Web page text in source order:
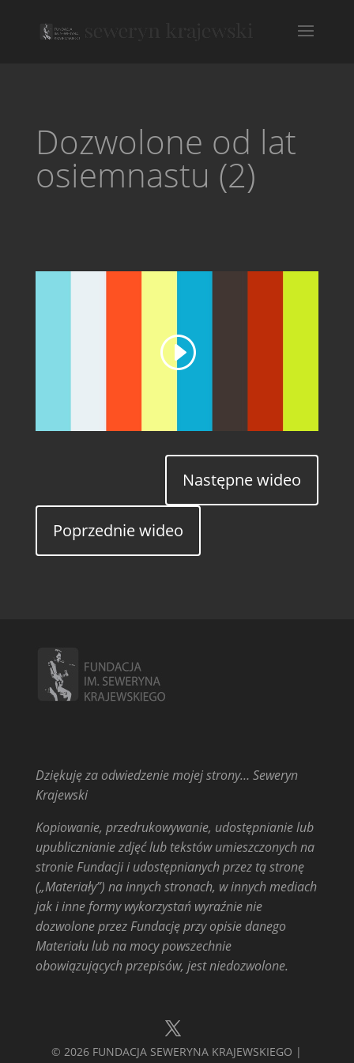
Dozwolone od lat
osiemnastu (2)
Następne wideo
Poprzednie wideo
Dziękuję za odwiedzenie mojej strony… Seweryn
Krajewski
Kopiowanie, przedrukowywanie, udostępnianie lub
upublicznianie zdjęć lub tekstów umieszczonych na
stronie Fundacji i udostępnianych przez tą stronę
(„Materiały”) na innych stronach, w innych mediach
jak i inne formy wykorzystań wyraźnie nie
dozwolone przez Fundację przy opisie danego
Materiału lub na mocy powszechnie
obowiązujących przepisów, jest niedozwolone.
© 2026 FUNDACJA SEWERYNA KRAJEWSKIEGO |